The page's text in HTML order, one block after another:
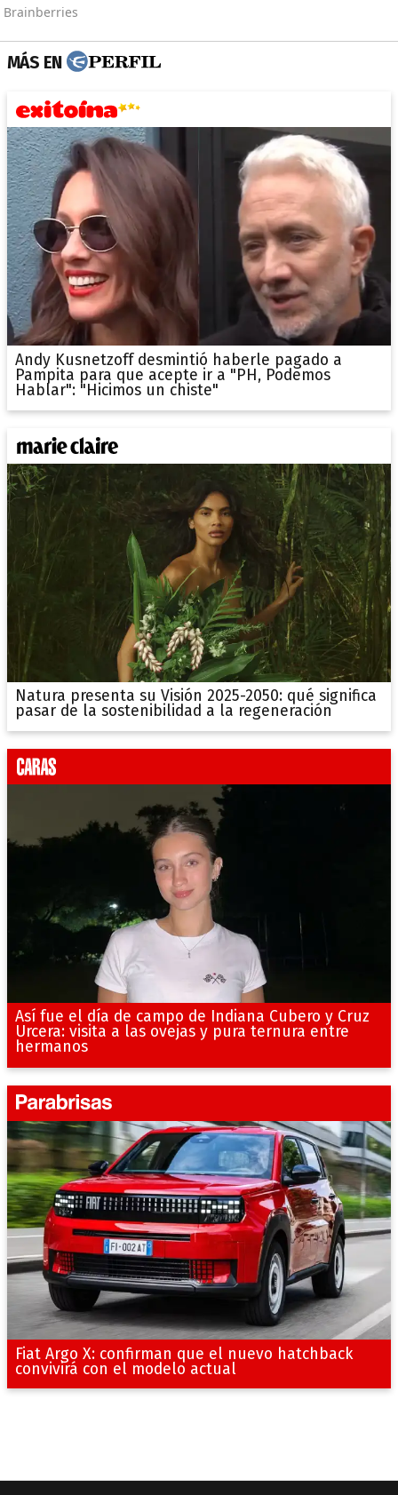
MÁS EN
Andy Kusnetzoff desmintió haberle pagado a
Pampita para que acepte ir a "PH, Podemos
Hablar": "Hicimos un chiste"
Natura presenta su Visión 2025-2050: qué significa
pasar de la sostenibilidad a la regeneración
Así fue el día de campo de Indiana Cubero y Cruz
Urcera: visita a las ovejas y pura ternura entre
hermanos
Fiat Argo X: confirman que el nuevo hatchback
convivirá con el modelo actual